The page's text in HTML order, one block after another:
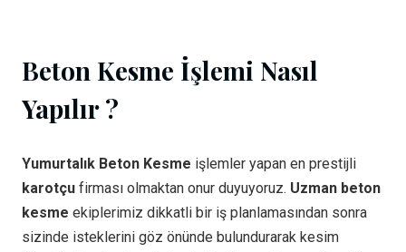
Beton Kesme İşlemi Nasıl
Yapılır ?
Yumurtalık Beton Kesme işlemler yapan en prestijli
karotçu firması olmaktan onur duyuyoruz. Uzman beton
kesme ekiplerimiz dikkatli bir iş planlamasından sonra
sizinde isteklerini göz önünde bulundurarak kesim